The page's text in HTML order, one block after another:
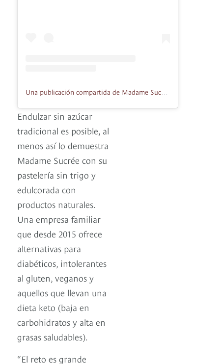
Endulzar sin azúcar
tradicional es posible, al
menos así lo demuestra
Madame Sucrée con su
pastelería sin trigo y
edulcorada con
productos naturales.
Una empresa familiar
que desde 2015 ofrece
alternativas para
diabéticos, intolerantes
al gluten, veganos y
aquellos que llevan una
dieta keto (baja en
carbohidratos y alta en
grasas saludables).
“El reto es grande